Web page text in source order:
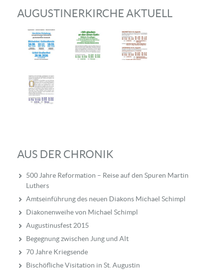
AUGUSTINERKIRCHE AKTUELL
AUS DER CHRONIK
500 Jahre Reformation – Reise auf den Spuren Martin
Luthers
Amtseinführung des neuen Diakons Michael Schimpl
Diakonenweihe von Michael Schimpl
Augustinusfest 2015
Begegnung zwischen Jung und Alt
70 Jahre Kriegsende
Bischöfliche Visitation in St. Augustin